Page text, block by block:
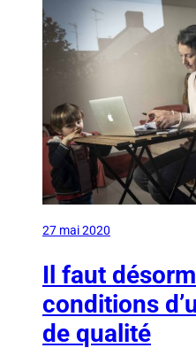
27 mai 2020
Il faut
conditions
de qualité